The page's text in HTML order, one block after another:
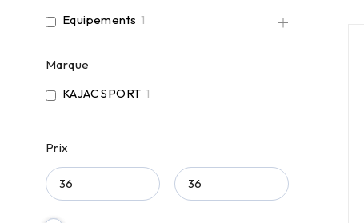
Equipements 1
Marque
KAJAC SPORT 1
Prix